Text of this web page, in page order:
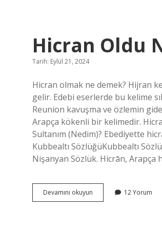
Yardım
Etmesine
Hicran Oldu
Tarih: Eylül 21, 2024
Hicran olmak ne demek? Hijran
gelir. Edebi eserlerde bu kelime
Reunion kavuşma ve özlemin
Arapça kökenli bir kelimedir.
Sultanım (Nedim)? Ebediyette
Kubbealtı SözlüğüKubbealtı
Devamını okuyun
Oldu
12 Yorum